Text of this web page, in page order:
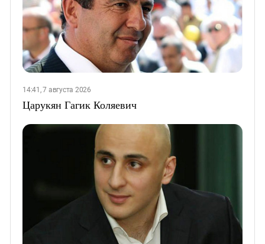
14:41, 7 августа 2026
Царукян Гагик Коляевич